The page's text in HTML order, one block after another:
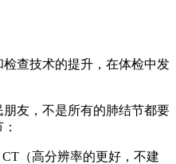
查技术的提升，在体检中发
友，不是所有的肺结节都要
（高分辨率的更好，不建